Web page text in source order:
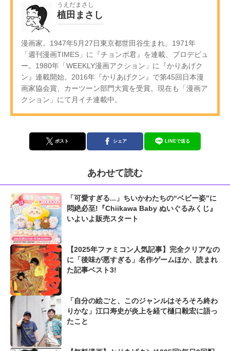
うえだまさし
植田まさし
漫画家。1947年5月27日東京都世田谷生まれ。1971年
「週刊漫画TIMES」に『チョンボ君』を連載、プロデビュ
ー。1980年「WEEKLY漫画アクション」に『かりあげク
ン』連載開始。2016年『かりあげクン』で第45回日本漫
画家協会賞、カーツーン部門大賞を受賞。現在も「漫画ア
クション」にて月イチ連載中。
ポスト シェア LINEで送る
あわせて読む
「可愛すぎる...」ちいかわたちの“ベビー姿”に
悶絶必至!『Chiikawa Baby ぬいぐるみくじ』
いよいよ販売スタート
【2025年ファミコン人気記事】完全クリアなの
に「後味が悪すぎる」名作ゲームほか、読まれ
た記事ベスト3!
「自分の絵ごと、このジャンルはそろそろ終わ
りかな」江口寿史が炎上を経て樋口毅宏に語っ
たこと